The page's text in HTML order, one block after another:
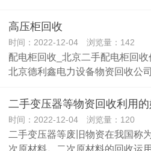
高压柜回收
时间：2022-12-04 浏览量：142
配电柜回收_北京二手配电柜回收
北京德利鑫电力设备物资回收公
二手变压器等物资回收利用
时间：2022-12-04 浏览量：120
二手变压器等废旧物资在我国称
次原材料。二次原材料的回收运